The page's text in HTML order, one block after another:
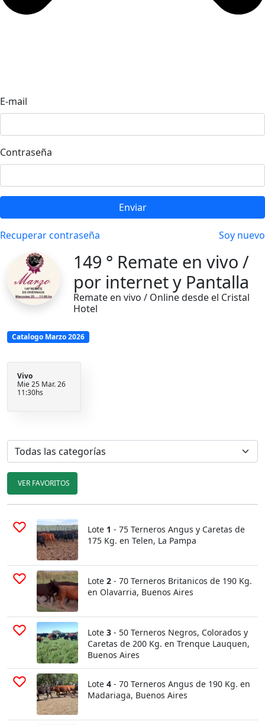
E-mail
Contraseña
Enviar
Recuperar contraseña Soy nuevo
149 ° Remate en vivo /
por internet y Pantalla
Remate en vivo / Online desde el Cristal
Hotel
Catalogo Marzo 2026
Vivo
Mie 25 Mar. 26
11:30hs
VER FAVORITOS
Lote 1 - 75 Terneros Angus y Caretas de
175 Kg. en Telen, La Pampa
Lote 2 - 70 Terneros Britanicos de 190 Kg.
en Olavarria, Buenos Aires
Lote 3 - 50 Terneros Negros, Colorados y
Caretas de 200 Kg. en Trenque Lauquen,
Buenos Aires
Lote 4 - 70 Terneros Angus de 190 Kg. en
Madariaga, Buenos Aires